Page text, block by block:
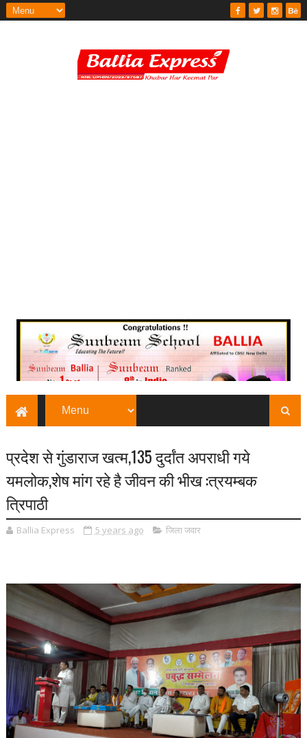
प्रदेश से गुंडाराज खत्म,135 दुर्दांत अपराधी गये
यमलोक,शेष मांग रहे है जीवन की भीख :त्रयम्बक
त्रिपाठी
Ballia Express 5 years ago जिला जवार